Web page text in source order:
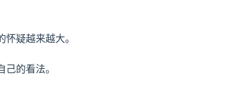
疑越来越大。
的看法。